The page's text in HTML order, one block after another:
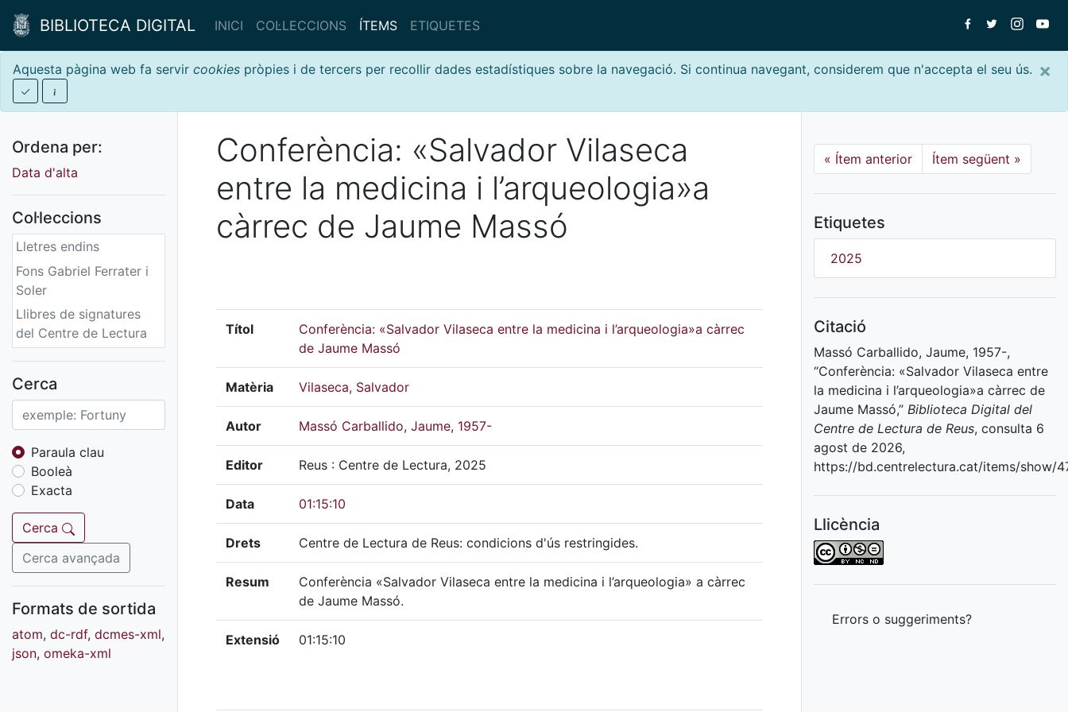
BIBLIOTECA DIGITAL INICI COL·LECCIONS ÍTEMS ETIQUETES
×
Aquesta pàgina web fa servir cookies pròpies i de tercers per recollir dades estadístiques sobre la navegació. Si continua navegant, considerem que n'accepta el seu ús.
Ordena per:
Data d'alta
Col·leccions
Lletres endins
Fons Gabriel Ferrater i
Soler
Llibres de signatures
del Centre de Lectura
Fons sonor de Ràdio
Reus
Cartells
Fons audiovisual
Fons local
Fons sonor
Goigs
Fons fotogràfic
Fons d'art
Cerca
Paraula clau
Booleà
Exacta
Cerca
Cerca avançada
Formats de sortida
atom, dc-rdf, dcmes-xml,
json, omeka-xml
Conferència: «Salvador Vilaseca
entre la medicina i l’arqueologia»a
càrrec de Jaume Massó
Títol
Conferència: «Salvador Vilaseca entre la medicina i l’arqueologia»a càrrec
de Jaume Massó
Matèria Vilaseca, Salvador
Autor Massó Carballido, Jaume, 1957-
Editor Reus : Centre de Lectura, 2025
Data 01:15:10
Drets Centre de Lectura de Reus: condicions d'ús restringides.
Resum
Conferència «Salvador Vilaseca entre la medicina i l’arqueologia» a càrrec
de Jaume Massó.
Extensió 01:15:10
« Ítem anterior Ítem següent »
Etiquetes
2025
Citació
Massó Carballido, Jaume, 1957-,
“Conferència: «Salvador Vilaseca entre
la medicina i l’arqueologia»a càrrec de
Jaume Massó,” Biblioteca Digital del
Centre de Lectura de Reus, consulta 6
agost de 2026,
https://bd.centrelectura.cat/items/show/
Llicència
Errors o suggeriments?